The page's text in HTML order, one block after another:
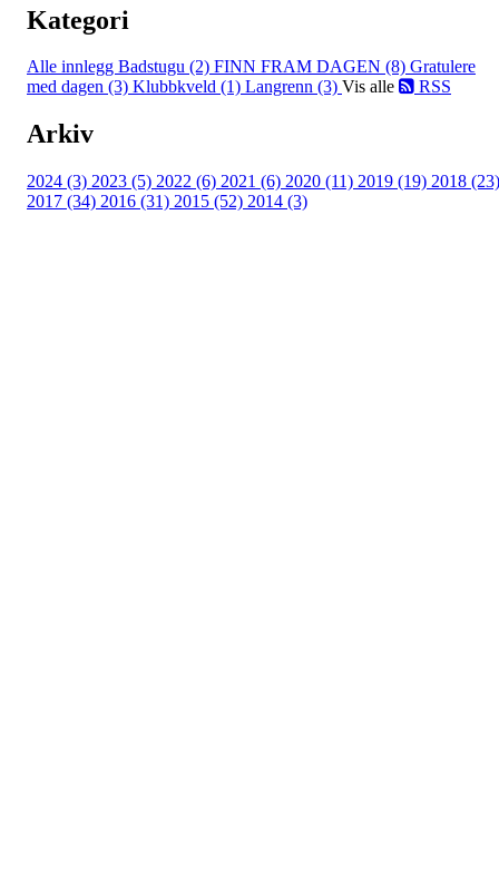
Kategori
Alle innlegg Badstugu (2) FINN FRAM DAGEN (8) Gratulere
med dagen (3) Klubbkveld (1) Langrenn (3) Vis alle RSS
Arkiv
2024 (3) 2023 (5) 2022 (6) 2021 (6) 2020 (11) 2019 (19) 2018 (23)
2017 (34) 2016 (31) 2015 (52) 2014 (3)